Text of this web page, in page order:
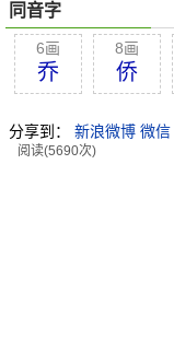
同音字
6画
乔
8画
侨
分享到： 新浪微博 微信
阅读(5690次)